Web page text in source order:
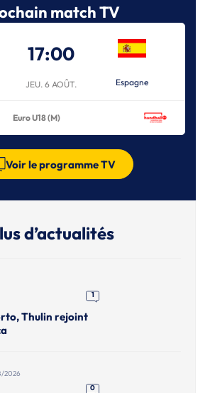
match TV
17:00
JEU. 6 AOÛT. Espagne
Euro U18 (M)
Voir le programme TV
d’actualités
1
Thulin rejoint
2026
0